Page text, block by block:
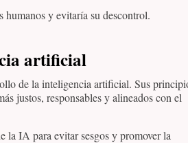
y evitaría su descontrol.
artificial
de la inteligencia artificial. Sus
justos, responsables y alineados con el
la IA para evitar sesgos y promover la